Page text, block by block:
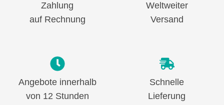
Zahlung
auf Rechnung
Weltweiter
Versand
Angebote innerhalb
von 12 Stunden
Schnelle
Lieferung